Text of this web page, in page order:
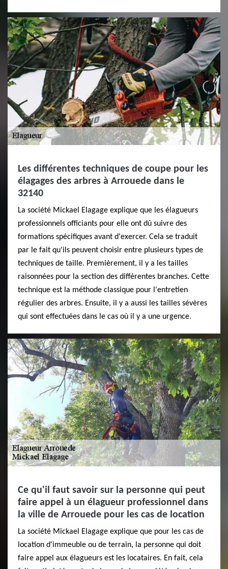
Les différentes techniques de coupe pour les
élagages des arbres à Arrouede dans le
32140
La société Mickael Elagage explique que les élagueurs
professionnels officiants pour elle ont dû suivre des
formations spécifiques avant d'exercer. Cela se traduit
par le fait qu'ils peuvent choisir entre plusieurs types de
techniques de taille. Premièrement, il y a les tailles
raisonnées pour la section des différentes branches. Cette
technique est la méthode classique pour l'entretien
régulier des arbres. Ensuite, il y a aussi les tailles sévères
qui sont effectuées dans le cas où il y a une urgence.
Ce qu'il faut savoir sur la personne qui peut
faire appel à un élagueur professionnel dans
la ville de Arrouede pour les cas de location
La société Mickael Elagage explique que pour les cas de
location d'immeuble ou de terrain, la personne qui doit
faire appel aux élagueurs est les locataires. En fait, cela